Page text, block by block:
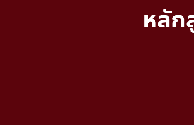
หลัก